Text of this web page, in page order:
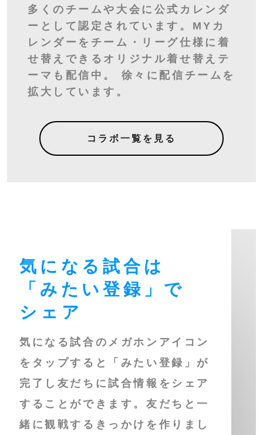
多くのチームや大会に公式カレンダ
ーとして認定されています。MYカ
レンダーをチーム・リーグ仕様に着
せ替えできるオリジナル着せ替えテ
ーマも配信中。 徐々に配信チームを
拡大しています。
コラボ一覧を見る
気になる試合は
「みたい登録」で
シェア
気になる試合のメガホンアイコン
をタップすると「みたい登録」が
完了し友だちに試合情報をシェア
することができます。友だちと一
緒に観戦するきっかけを作りまし